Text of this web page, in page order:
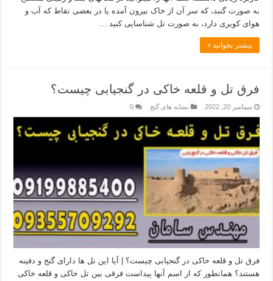
به صورت گنبد، که سر آن از خاک بیرون آمده یا در بعضی نقاط که آب و
هوای کویری دارد، به صورت تل شناسایی کنید …
بیشتر بخوانید »
فرق تل و قلعه خاکی در گنجیابی چیست؟
سپتامبر 20, 2022 نشانه های گنج 0
فرق تل و قلعه خاکی در گنجیابی چیست؟ | آیا این تل ها دارای گنج و دفینه
هستند؟ همانطور که از اسم آنها پیداست فرقی بین تل خاکی و قلعه خاکی